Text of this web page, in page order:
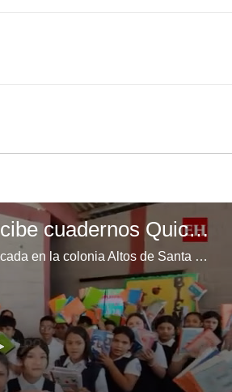
Escuela Enciende una Luz recibe cuadernos Quick, gracias a la Maratón del Saber
Los niños de la escuela Enciende una Luz, ubicada en la colonia Altos de Santa Rosa, al sur de Tegucigalpa, recibieron cuadernos Quick como parte de la Campaña Maratón del Saber.